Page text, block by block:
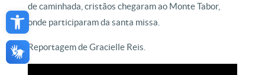
Open toolbar
de caminhada, cristãos chegaram ao Monte Tabor,
onde participaram da santa missa.
Reportagem de Gracielle Reis.